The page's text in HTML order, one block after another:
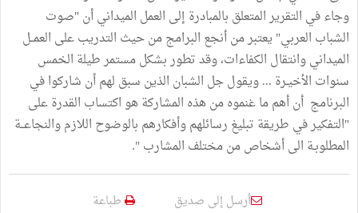
وجاء في التقرير المتعلق بالمبادرة إلى العمل الميداني أن "صوت
الشباب العربي" يعتبر من أنجع البرامج من حيث التدريب على العمــل
الميداني وانتقال الكفاءات، وقد تطور بشكل مستمر طيلة الخمس
سنوات الأخيـرة ... ويقول جل الشبان الذين سبق لهم أن شاركوا في
البرنامج أن أهم ما غنموه من هذه المشاركة هو اكتساب القدرة على
"التفكير في طريقة تبليغ رسائلهم وأفكارهم بالوضوح اللازم والنجاعــة
المطلوبـة الى أشخاص من مختلف المشارب ".
أرسل إلى صديق طباعة